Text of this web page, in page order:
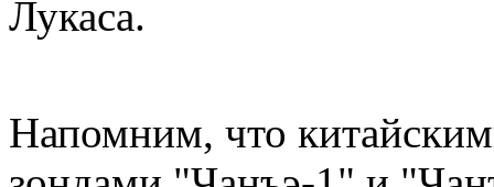
Лукаса.
Напомним, что